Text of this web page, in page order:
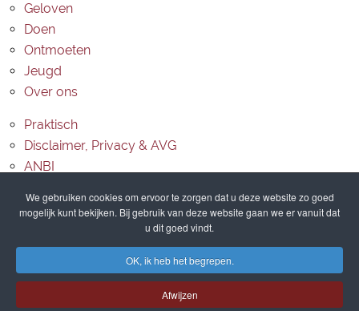
Geloven
Doen
Ontmoeten
Jeugd
Over ons
Praktisch
Disclaimer, Privacy & AVG
ANBI
Routebeschrijving
We gebruiken cookies om ervoor te zorgen dat u deze website zo goed
mogelijk kunt bekijken. Bij gebruik van deze website gaan we er vanuit dat
u dit goed vindt.
OK, ik heb het begrepen.
Afwijzen